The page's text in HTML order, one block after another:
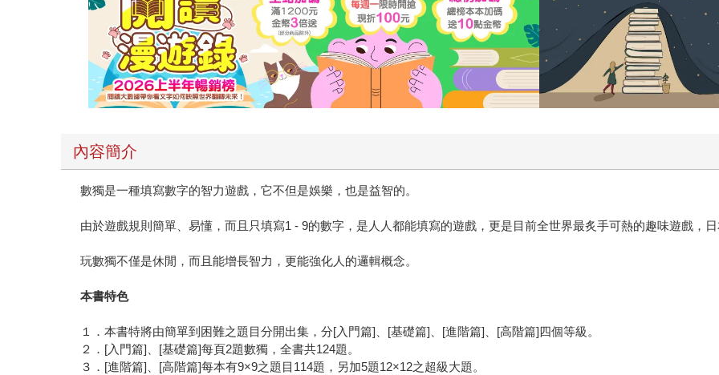
內容簡介
數獨是一種填寫數字的智力遊戲，它不但是娛樂，也是益智的。
由於遊戲規則簡單、易懂，而且只填寫1 - 9的數字，是人人都能填寫的遊戲，更是目前全世界最炙手可熱的趣味遊戲，
玩數獨不僅是休閒，而且能增長智力，更能強化人的邏輯概念。
本書特色
１．本書特將由簡單到困難之題目分開出集，分[入門篇]、[基礎篇]、[進階篇]、[高階篇]四個等級。
２．[入門篇]、[基礎篇]每頁2題數獨，全書共124題。
３．[進階篇]、[高階篇]每本有9×9之題目114題，另加5題12×12之超級大題。